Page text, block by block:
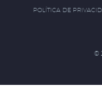
POLÍTICA DE
©